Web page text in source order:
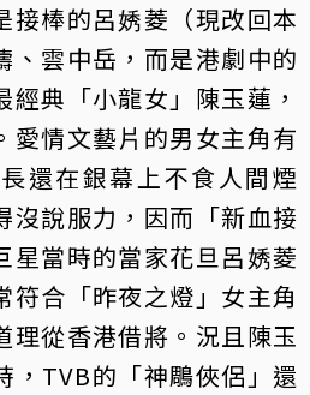
接棒的呂㛢菱（現改回本
、雲中岳，而是港劇中的
經典「小龍女」陳玉蓮，
愛情文藝片的男女主角有
還在銀幕上不食人間煙
沒說服力，因而「新血接
星當時的當家花旦呂㛢菱
符合「昨夜之燈」女主角
理從香港借將。況且陳玉
，TVB的「神鵰俠侶」還